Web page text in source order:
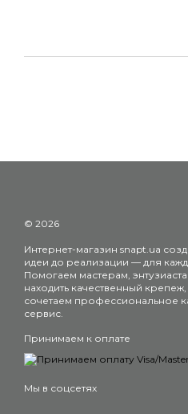
© 2026
Интернет-магазин snapt.ua
идеи до реализации — для
Помогаем мастерам,
находить качественный
сочетаем профессиональное
сервис.
Принимаем к оплате
Мы в соцсетях